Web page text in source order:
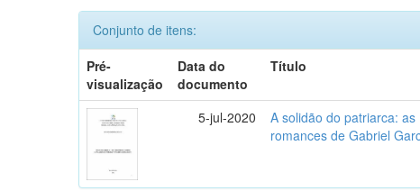
Conjunto de itens:
Pré-
visualização
Data do
documento
Título
5-jul-2020
A solidão do patriarca:
romances de Gabriel